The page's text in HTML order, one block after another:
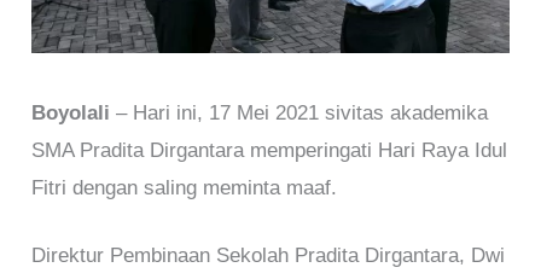
Boyolali – Hari ini, 17 Mei 2021 sivitas akademika
SMA Pradita Dirgantara memperingati Hari Raya Idul
Fitri dengan saling meminta maaf.
Direktur Pembinaan Sekolah Pradita Dirgantara, Dwi